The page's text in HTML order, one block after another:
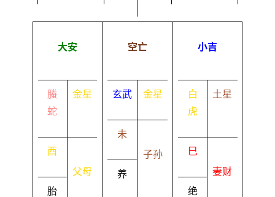
大安
螣
蛇
金星
酉
胎
父母
空亡
玄武 金星
未
养
子孙
小吉
白
虎
土星
巳
绝
妻财